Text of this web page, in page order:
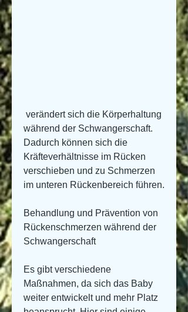
während der Schwangerschaft.
Dadurch können sich die
Kräfteverhältnisse im Rücken
verschieben und zu Schmerzen
im unteren Rückenbereich führen.
Behandlung und Prävention von
Rückenschmerzen während der
Schwangerschaft
Es gibt verschiedene
Maßnahmen, da sich das Baby
weiter entwickelt und mehr Platz